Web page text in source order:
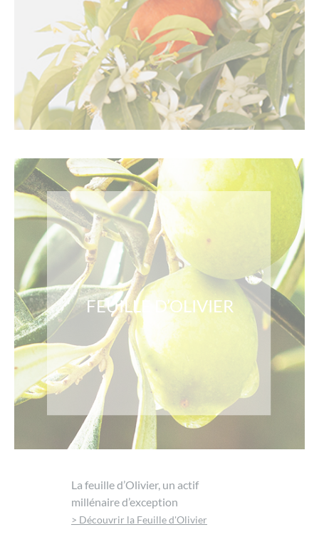
FEUILLE D’OLIVIER
La feuille d’Olivier, un actif
millénaire d’exception
> Découvrir la Feuille d'Olivier